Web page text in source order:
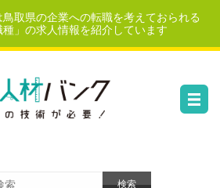
鳥取県の企業への転職を考えておられる
」の求人情報を紹介しています